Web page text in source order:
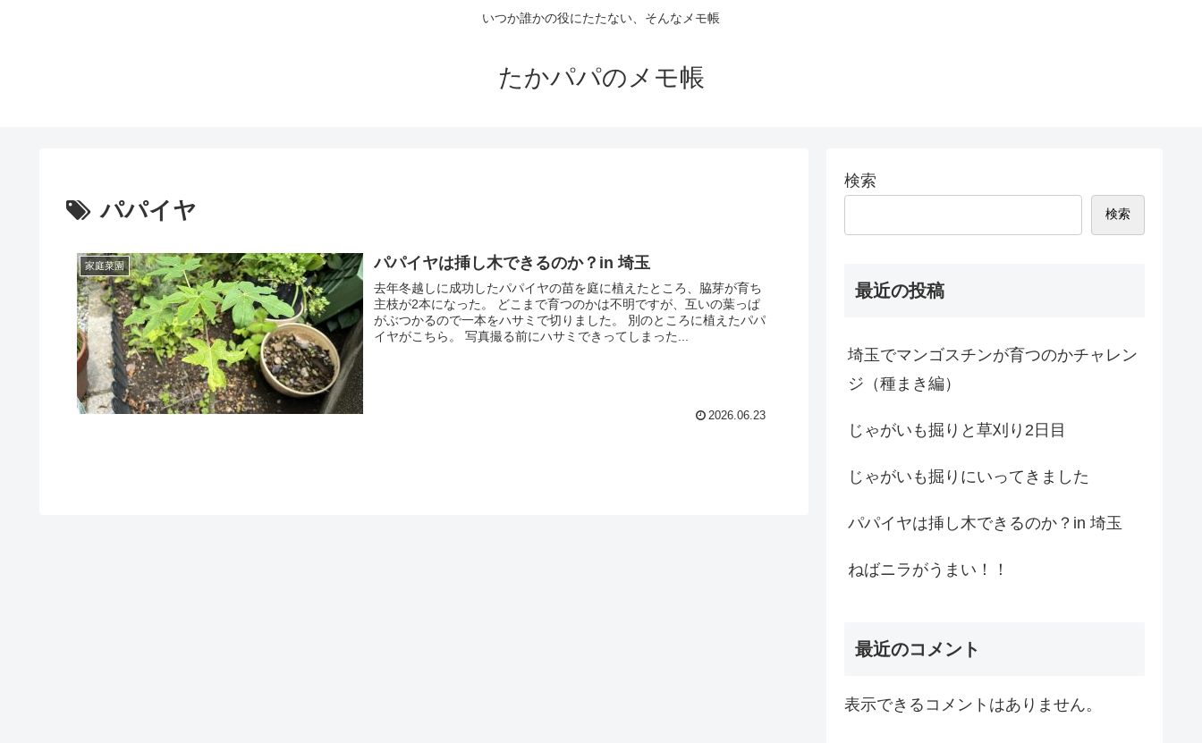
いつか誰かの役にたたない、そんなメモ帳
たかパパのメモ帳
パパイヤ
家庭菜園 パパイヤは挿し木できるのか？in 埼玉
去年冬越しに成功したパパイヤの苗を庭に植えたところ、脇芽が育ち
主枝が2本になった。 どこまで育つのかは不明ですが、互いの葉っぱ
がぶつかるので一本をハサミで切りました。 別のところに植えたパパ
イヤがこちら。 写真撮る前にハサミできってしまった...
2026.06.23
検索
検索
最近の投稿
埼玉でマンゴスチンが育つのかチャレン
ジ（種まき編）
じゃがいも掘りと草刈り2日目
じゃがいも掘りにいってきました
パパイヤは挿し木できるのか？in 埼玉
ねばニラがうまい！！
最近のコメント
表示できるコメントはありません。